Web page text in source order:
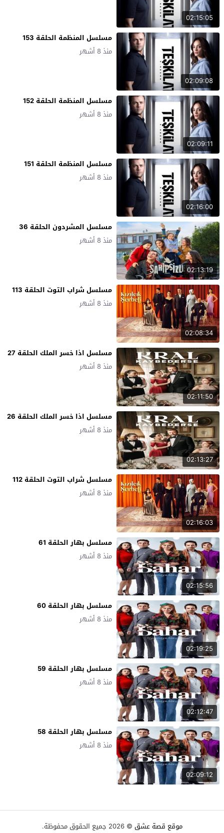
02:15:05
02:09:08
مسلسل المنظمة الحلقة 153
منذ 8 أشهر
02:09:11
مسلسل المنظمة الحلقة 152
منذ 8 أشهر
02:16:00
مسلسل المنظمة الحلقة 151
منذ 8 أشهر
02:13:19
مسلسل المشردون الحلقة 36
منذ 8 أشهر
02:08:34
مسلسل شراب التوت الحلقة 113
منذ 8 أشهر
02:11:50
مسلسل اذا خسر الملك الحلقة 27
منذ 8 أشهر
02:13:27
مسلسل اذا خسر الملك الحلقة 26
منذ 8 أشهر
02:16:03
مسلسل شراب التوت الحلقة 112
منذ 8 أشهر
02:15:56
مسلسل بهار الحلقة 61
منذ 8 أشهر
02:19:25
مسلسل بهار الحلقة 60
منذ 8 أشهر
02:12:47
مسلسل بهار الحلقة 59
منذ 8 أشهر
02:09:12
مسلسل بهار الحلقة 58
منذ 8 أشهر
موقع قصة عشق © 2026 جميع الحقوق محفوظة.